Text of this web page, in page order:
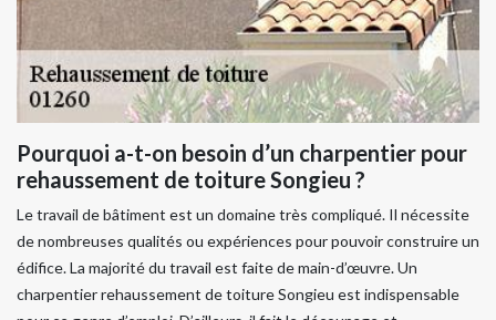
Pourquoi a-t-on besoin d’un charpentier pour
rehaussement de toiture Songieu ?
Le travail de bâtiment est un domaine très compliqué. Il nécessite
de nombreuses qualités ou expériences pour pouvoir construire un
édifice. La majorité du travail est faite de main-d’œuvre. Un
charpentier rehaussement de toiture Songieu est indispensable